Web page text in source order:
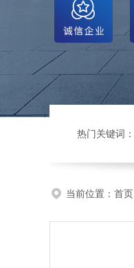
热门关键词：
当前位置： 首页